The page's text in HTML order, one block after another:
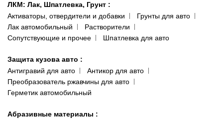
ЛКМ: Лак, Шпатлевка, Грунт :
Активаторы, отвердители и добавки
Грунты для авто
Лак автомобильный
Растворители
Сопутствующие и прочее
Шпатлевка для авто
Защита кузова авто :
Антигравий для авто
Антикор для авто
Преобразователь ржавчины для авто
Герметик автомобильный
Абразивные материалы :